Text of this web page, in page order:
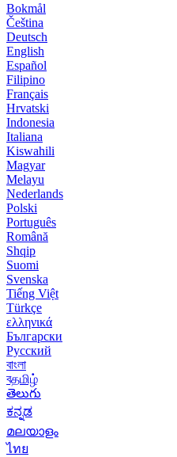
Bokmål
Čeština
Deutsch
English
Español
Filipino
Français
Hrvatski
Indonesia
Italiana
Kiswahili
Magyar
Melayu
Nederlands
Polski
Português
Română
Shqip
Suomi
Svenska
Tiếng Việt
Türkçe
ελληνικά
Български
Русский
বাংলা
বதமிழ்
తెలుగు
ಕನ್ನಡ
മലയാളം
ไทย